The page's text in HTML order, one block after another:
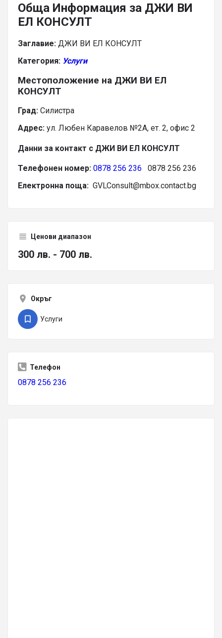
Обща Информация за ДЖИ ВИ
ЕЛ КОНСУЛТ
Заглавие: ДЖИ ВИ ЕЛ КОНСУЛТ
Категория: Услуги
Местоположение на ДЖИ ВИ ЕЛ
КОНСУЛТ
Град: Силистра
Адрес: ул. Любен Каравелов №2А, ет. 2, офис 2
Данни за контакт с ДЖИ ВИ ЕЛ КОНСУЛТ
Телефонен номер: 0878 256 236 0878 256 236
Електронна поща: GVLConsult@mbox.contact.bg
Ценови диапазон
300 лв. - 700 лв.
Окръг
Услуги
Телефон
0878 256 236